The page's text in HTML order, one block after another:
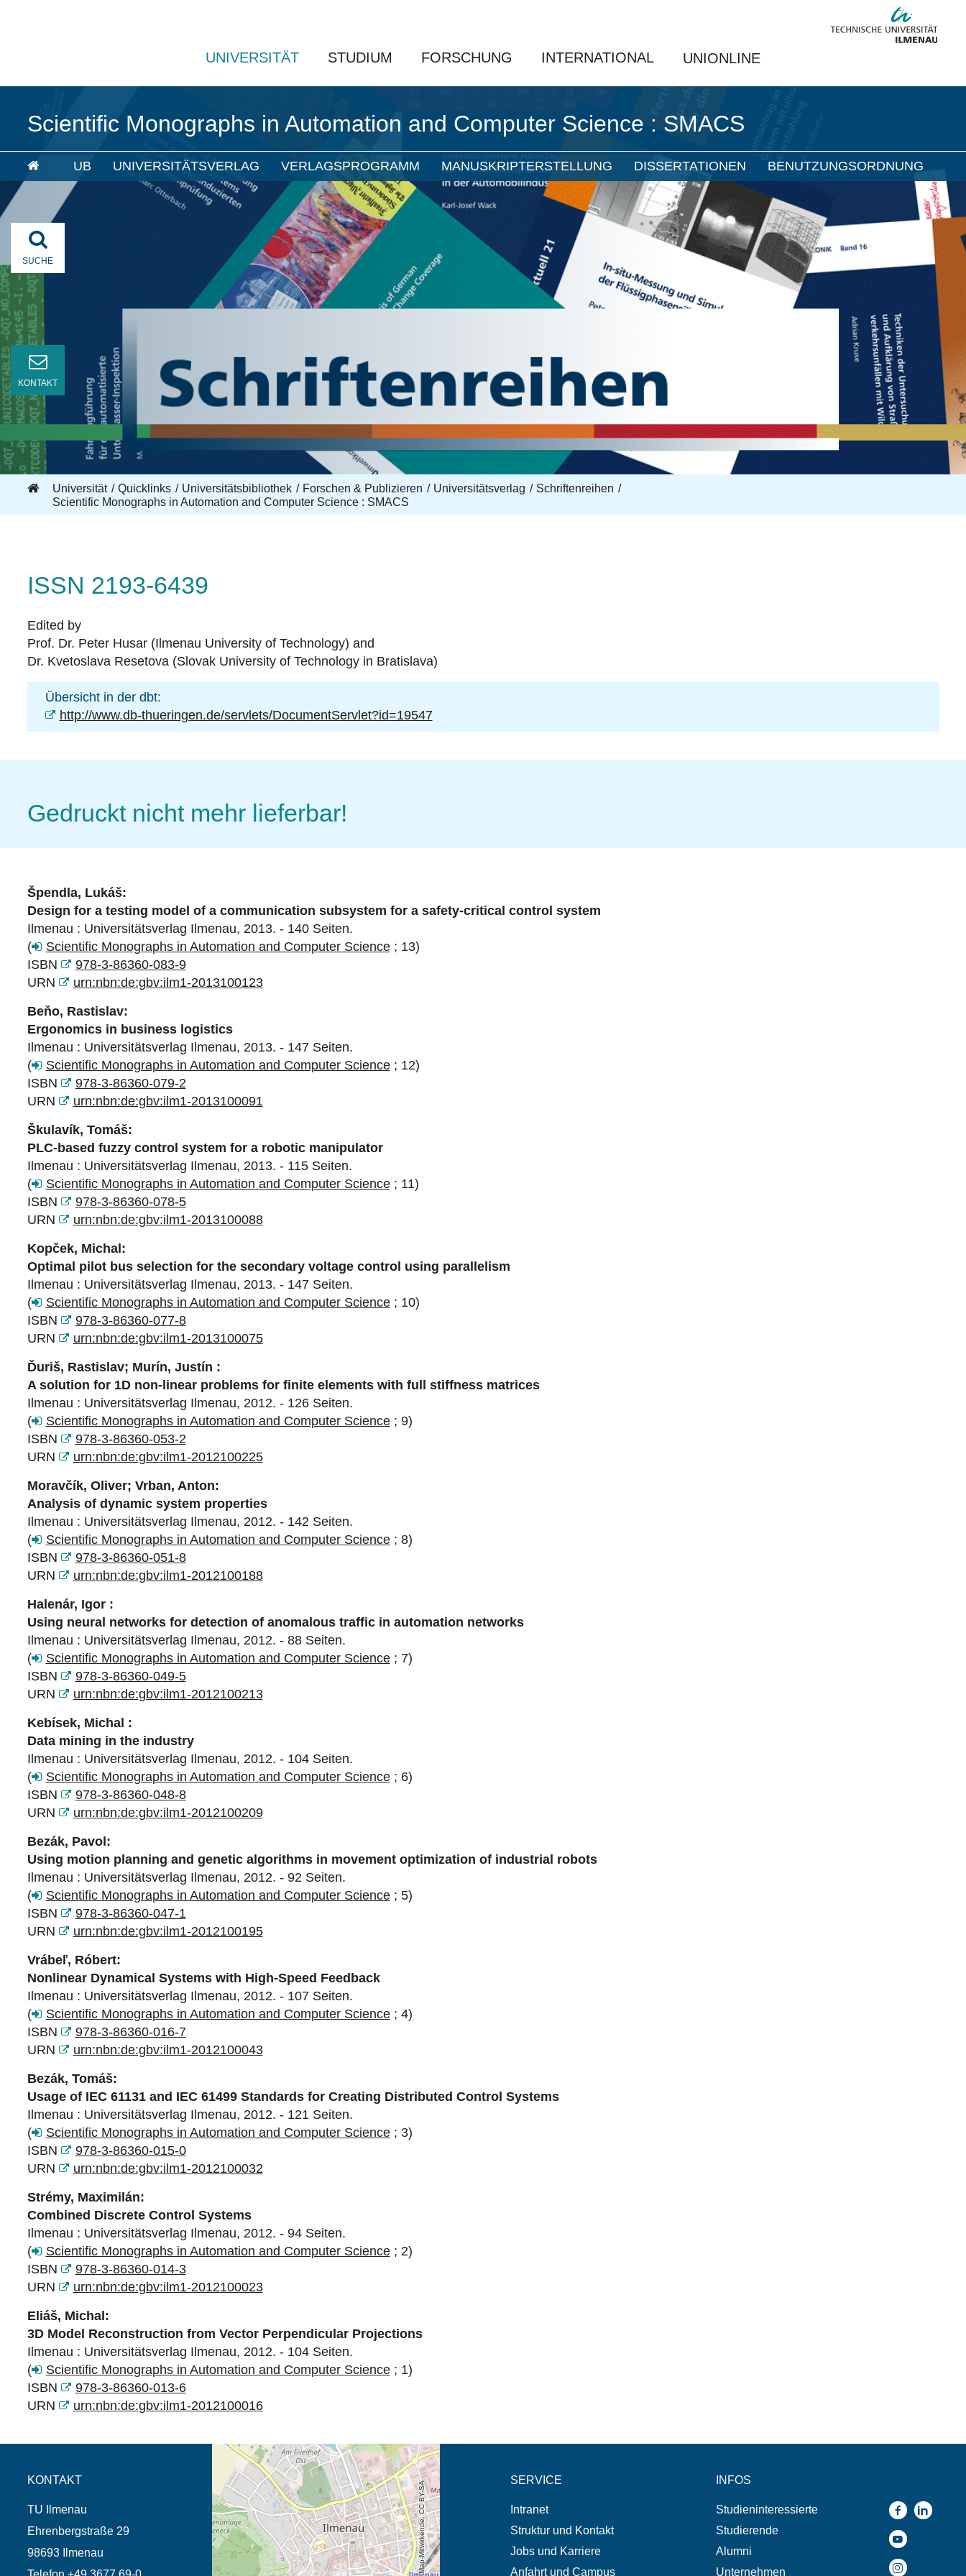
UNIVERSITÄT STUDIUM FORSCHUNG INTERNATIONAL UNIONLINE
Scientific Monographs in Automation and Computer Science : SMACS
UB UNIVERSITÄTSVERLAG VERLAGSPROGRAMM MANUSKRIPTERSTELLUNG DISSERTATIONEN BENUTZUNGSORDNUNG
SUCHE
KONTAKT
Universität Quicklinks Universitätsbibliothek Forschen & Publizieren Universitätsverlag
Schriftenreihen
Scientific Monographs in Automation and Computer Science : SMACS
ISSN 2193-6439
Edited by
Prof. Dr. Peter Husar (Ilmenau University of Technology) and
Dr. Kvetoslava Resetova (Slovak University of Technology in Bratislava)
Übersicht in der dbt:
http://www.db-thueringen.de/servlets/DocumentServlet?id=19547
Gedruckt nicht mehr lieferbar!
Špendla, Lukáš:
Design for a testing model of a communication subsystem for a safety-critical control system
Ilmenau : Universitätsverlag Ilmenau, 2013. - 140 Seiten.
(
Scientific Monographs in Automation and Computer Science; 13)
ISBN
978-3-86360-083-9
URN
urn:nbn:de:gbv:ilm1-2013100123
Beňo, Rastislav:
Ergonomics in business logistics
Ilmenau : Universitätsverlag Ilmenau, 2013. - 147 Seiten.
(
Scientific Monographs in Automation and Computer Science; 12)
ISBN
978-3-86360-079-2
URN
urn:nbn:de:gbv:ilm1-2013100091
Škulavík, Tomáš:
PLC-based fuzzy control system for a robotic manipulator
Ilmenau : Universitätsverlag Ilmenau, 2013. - 115 Seiten.
(
Scientific Monographs in Automation and Computer Science; 11)
ISBN
978-3-86360-078-5
URN
urn:nbn:de:gbv:ilm1-2013100088
Kopček, Michal:
Optimal pilot bus selection for the secondary voltage control using parallelism
Ilmenau : Universitätsverlag Ilmenau, 2013. - 147 Seiten.
(
Scientific Monographs in Automation and Computer Science; 10)
ISBN
978-3-86360-077-8
URN
urn:nbn:de:gbv:ilm1-2013100075
Ďuriš, Rastislav; Murín, Justín :
A solution for 1D non-linear problems for finite elements with full stiffness matrices
Ilmenau : Universitätsverlag Ilmenau, 2012. - 126 Seiten.
(
Scientific Monographs in Automation and Computer Science; 9)
ISBN
978-3-86360-053-2
URN
urn:nbn:de:gbv:ilm1-2012100225
Moravčík, Oliver; Vrban, Anton:
Analysis of dynamic system properties
Ilmenau : Universitätsverlag Ilmenau, 2012. - 142 Seiten.
(
Scientific Monographs in Automation and Computer Science; 8)
ISBN
978-3-86360-051-8
URN
urn:nbn:de:gbv:ilm1-2012100188
Halenár, Igor :
Using neural networks for detection of anomalous traffic in automation networks
Ilmenau : Universitätsverlag Ilmenau, 2012. - 88 Seiten.
(
Scientific Monographs in Automation and Computer Science; 7)
ISBN
978-3-86360-049-5
URN
urn:nbn:de:gbv:ilm1-2012100213
Kebísek, Michal :
Data mining in the industry
Ilmenau : Universitätsverlag Ilmenau, 2012. - 104 Seiten.
(
Scientific Monographs in Automation and Computer Science; 6)
ISBN
978-3-86360-048-8
URN
urn:nbn:de:gbv:ilm1-2012100209
Bezák, Pavol:
Using motion planning and genetic algorithms in movement optimization of industrial robots
Ilmenau : Universitätsverlag Ilmenau, 2012. - 92 Seiten.
(
Scientific Monographs in Automation and Computer Science; 5)
ISBN
978-3-86360-047-1
URN
urn:nbn:de:gbv:ilm1-2012100195
Vrábeľ, Róbert:
Nonlinear Dynamical Systems with High-Speed Feedback
Ilmenau : Universitätsverlag Ilmenau, 2012. - 107 Seiten.
(
Scientific Monographs in Automation and Computer Science; 4)
ISBN
978-3-86360-016-7
URN
urn:nbn:de:gbv:ilm1-2012100043
Bezák, Tomáš:
Usage of IEC 61131 and IEC 61499 Standards for Creating Distributed Control Systems
Ilmenau : Universitätsverlag Ilmenau, 2012. - 121 Seiten.
(
Scientific Monographs in Automation and Computer Science; 3)
ISBN
978-3-86360-015-0
URN
urn:nbn:de:gbv:ilm1-2012100032
Strémy, Maximilán:
Combined Discrete Control Systems
Ilmenau : Universitätsverlag Ilmenau, 2012. - 94 Seiten.
(
Scientific Monographs in Automation and Computer Science; 2)
ISBN
978-3-86360-014-3
URN
urn:nbn:de:gbv:ilm1-2012100023
Eliáš, Michal:
3D Model Reconstruction from Vector Perpendicular Projections
Ilmenau : Universitätsverlag Ilmenau, 2012. - 104 Seiten.
(
Scientific Monographs in Automation and Computer Science; 1)
ISBN
978-3-86360-013-6
URN
urn:nbn:de:gbv:ilm1-2012100016
KONTAKT
TU Ilmenau
Ehrenbergstraße 29
98693 Ilmenau
Öffnet die Anfahrtsbeschreibung in neuem
Tab (Karte)
SERVICE
Intranet
Struktur und Kontakt
Jobs und Karriere
Anfahrt und Campus
INFOS
Studieninteressierte
Studierende
Alumni
Unternehmen